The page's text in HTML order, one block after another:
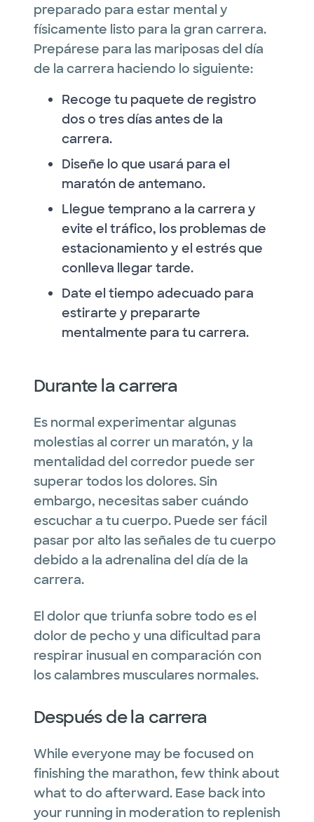
preparado para estar mental y
físicamente listo para la gran carrera.
Prepárese para las mariposas del día
de la carrera haciendo lo siguiente:
Recoge tu paquete de registro
dos o tres días antes de la
carrera.
Diseñe lo que usará para el
maratón de antemano.
Llegue temprano a la carrera y
evite el tráfico, los problemas de
estacionamiento y el estrés que
conlleva llegar tarde.
Date el tiempo adecuado para
estirarte y prepararte
mentalmente para tu carrera.
Durante la carrera
Es normal experimentar algunas
molestias al correr un maratón, y la
mentalidad del corredor puede ser
superar todos los dolores. Sin
embargo, necesitas saber cuándo
escuchar a tu cuerpo. Puede ser fácil
pasar por alto las señales de tu cuerpo
debido a la adrenalina del día de la
carrera.
El dolor que triunfa sobre todo es el
dolor de pecho y una dificultad para
respirar inusual en comparación con
los calambres musculares normales.
Después de la carrera
While everyone may be focused on
finishing the marathon, few think about
what to do afterward. Ease back into
your running in moderation to replenish